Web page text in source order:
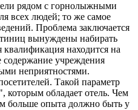
рядом с горнолыжными
всех людей; то же самое
Проблема заключается
вынуждены набирать
находится на
содержание учреждения
неприятностями.
Такой параметр
которым обладает отель. Чем
больше опыта должно быть у